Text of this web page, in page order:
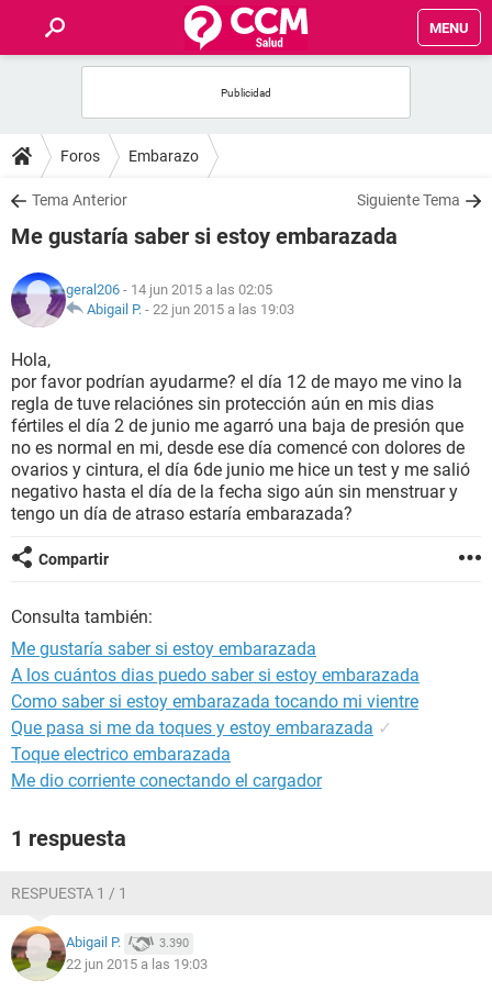
MENU
FOROS
SALUD
FAMILIA
NUTRICIÓN
BIENESTAR
SEXUALIDAD
GLOSARIO
Foros Embarazo
Tema Anterior Siguiente Tema
Me gustaría saber si estoy embarazada
geral206 - 14 jun 2015 a las 02:05
Abigail P. - 22 jun 2015 a las 19:03
Hola,
por favor podrían ayudarme? el día 12 de mayo me vino la
regla de tuve relaciónes sin protección aún en mis dias
fértiles el día 2 de junio me agarró una baja de presión que
no es normal en mi, desde ese día comencé con dolores de
ovarios y cintura, el día 6de junio me hice un test y me salió
negativo hasta el día de la fecha sigo aún sin menstruar y
tengo un día de atraso estaría embarazada?
Compartir
Consulta también:
Me gustaría saber si estoy embarazada
A los cuántos dias puedo saber si estoy embarazada
Como saber si estoy embarazada tocando mi vientre
Que pasa si me da toques y estoy embarazada ✓
Toque electrico embarazada
Me dio corriente conectando el cargador
1 respuesta
RESPUESTA 1 / 1
Abigail P. 3.390
22 jun 2015 a las 19:03